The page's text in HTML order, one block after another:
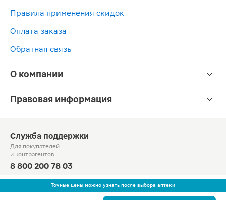
Точные цены можно узнать после выбора аптеки
Правила применения скидок
Оплата заказа
Обратная связь
О компании
Правовая информация
Служба поддержки
Для покупателей
и контрагентов
8 800 200 78 03
Круглосуточно, звонок по России бесплатный